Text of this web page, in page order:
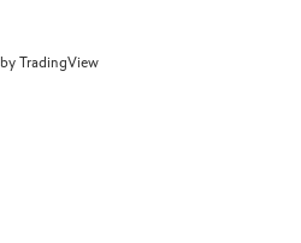
by TradingView